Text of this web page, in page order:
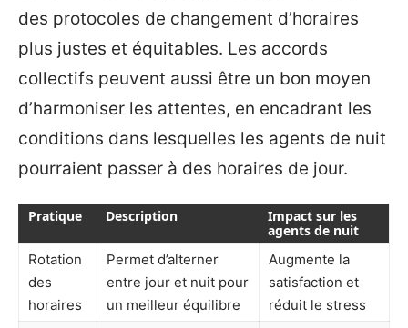
des protocoles de changement d’horaires
plus justes et équitables. Les accords
collectifs peuvent aussi être un bon moyen
d’harmoniser les attentes, en encadrant les
conditions dans lesquelles les agents de nuit
pourraient passer à des horaires de jour.
Pratique Description
Impact sur les
agents de nuit
Rotation
des
horaires
Permet d’alterner
entre jour et nuit pour
un meilleur équilibre
Augmente la
satisfaction et
réduit le stress